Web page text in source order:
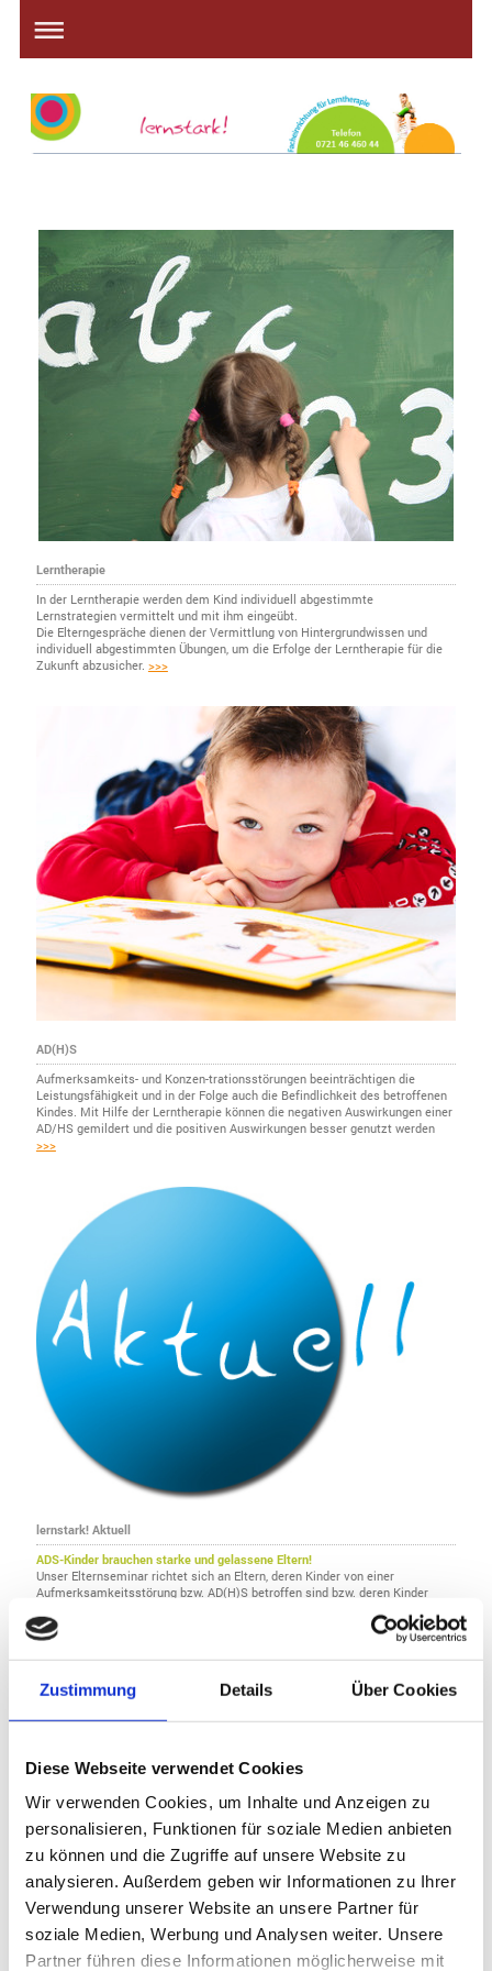
Zustimmung Details Über Cookies
Diese Webseite verwendet Cookies
Wir verwenden Cookies, um Inhalte und Anzeigen zu
personalisieren, Funktionen für soziale Medien anbieten
zu können und die Zugriffe auf unsere Website zu
analysieren. Außerdem geben wir Informationen zu Ihrer
Verwendung unserer Website an unsere Partner für
soziale Medien, Werbung und Analysen weiter. Unsere
Partner führen diese Informationen möglicherweise mit
Lerntherapie
In der Lerntherapie werden dem Kind individuell abgestimmte
Lernstrategien vermittelt und mit ihm eingeübt.
Die Elterngespräche dienen der Vermittlung von Hintergrundwissen und
individuell abgestimmten Übungen, um die Erfolge der Lerntherapie für die
Zukunft abzusicher. >>>
AD(H)S
Aufmerksamkeits- und Konzen-trationsstörungen beeinträchtigen die
Leistungsfähigkeit und in der Folge auch die Befindlichkeit des betroffenen
Kindes. Mit Hilfe der Lerntherapie können die negativen Auswirkungen einer
AD/HS gemildert und die positiven Auswirkungen besser genutzt werden
>>>
lernstark! Aktuell
ADS-Kinder brauchen starke und gelassene Eltern!
Unser Elternseminar richtet sich an Eltern, deren Kinder von einer
Aufmerksamkeitsstörung bzw. AD(H)S betroffen sind bzw. deren Kinder
weiter Informationen hier